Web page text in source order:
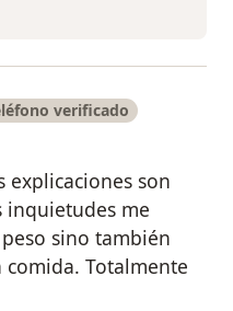
verificado
explicaciones son
inquietudes me
sino también
Totalmente